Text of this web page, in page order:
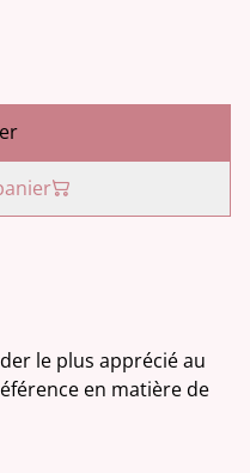
le plus apprécié au
en matière de